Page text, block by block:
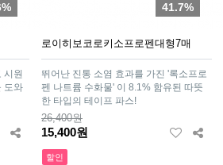
시원
도와
41.7%
로이히보코로키소프로펜대형7매
뛰어난 진통 소염 효과를 가진 '록소프로
펜 나트륨 수화물' 이 8.1% 함유된 따뜻
한 타입의 테이프 파스!
26,400원
15,400원
할인